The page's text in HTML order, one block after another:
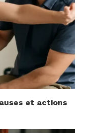
et actions